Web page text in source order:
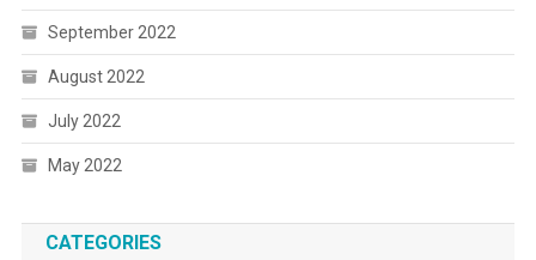
September 2022
August 2022
July 2022
May 2022
CATEGORIES